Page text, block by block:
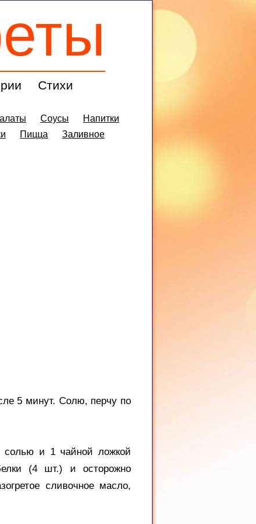
Стихи
Соусы
Напитки
Пицца
Заливное
5 минут. Солю, перчу по
и 1 чайной ложкой
(4 шт.) и осторожно
сливочное масло,